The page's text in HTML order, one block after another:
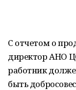
С отчетом о
директор АНО
работник
быть